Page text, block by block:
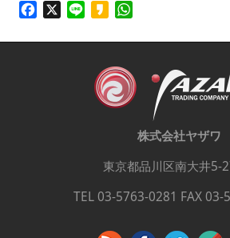
Facebook Line Kakao
株式会社ヤザワ
東京都品川区南大井5-
TEL 03-5763-0281 FAX 03-